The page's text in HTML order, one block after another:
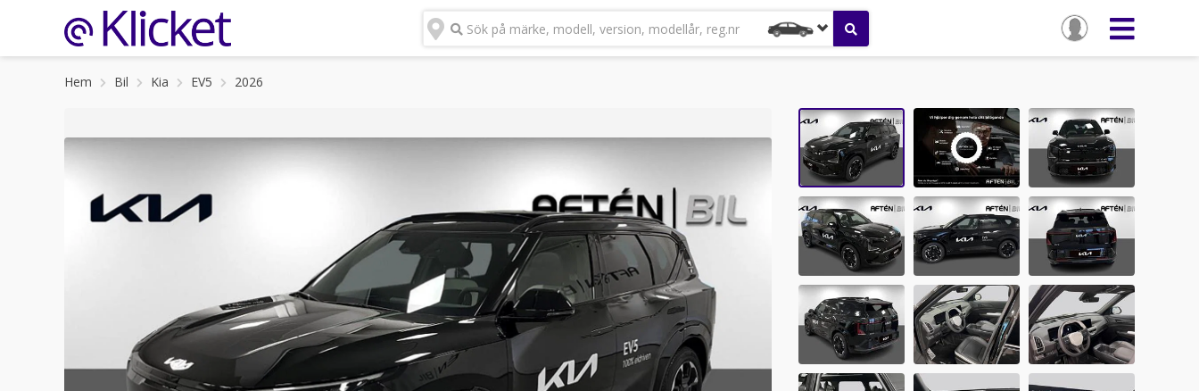
Sök på märke, modell, version, modellår, reg.nr
Hem Bil Kia EV5 2026